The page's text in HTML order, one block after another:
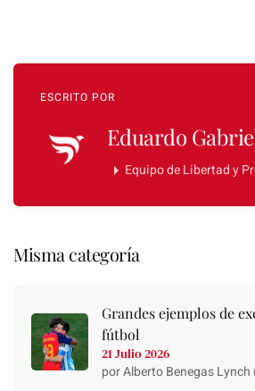
ESCRITO POR
Eduardo
Equipo de Libertad y
Misma categoría
Grandes ejemplos de
fútbol
21 Julio 2026
por Alberto Benegas Lynch